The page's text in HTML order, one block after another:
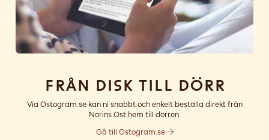
Från disk till dörr
Via Ostogram.se kan ni snabbt och enkelt beställa direkt från
Norins Ost hem till dörren.
Gå till Ostogram.se